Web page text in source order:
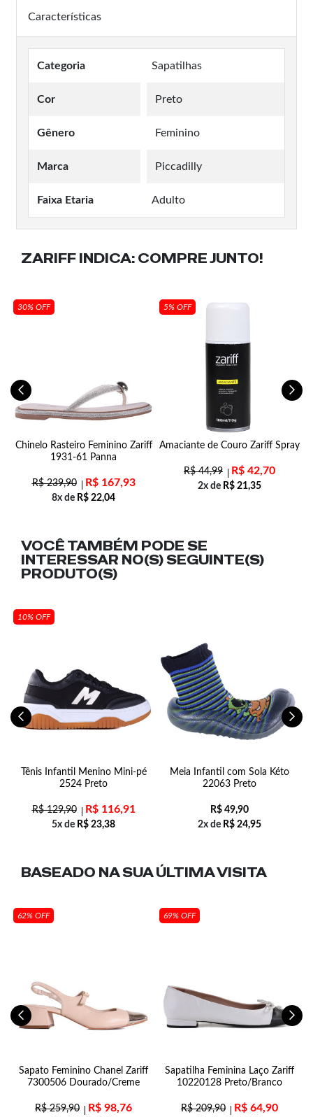
Características
Categoria Sapatilhas
Cor Preto
Gênero Feminino
Marca Piccadilly
Faixa Etaria Adulto
ZARIFF INDICA: COMPRE JUNTO!
30% OFF
Chinelo Rasteiro Feminino Zariff
1931-61 Panna
R$239,90 R$167,93
8x de R$ 22,04
5% OFF
Amaciante de Couro Zariff Spray
R$44,99 R$ 42,70
2x de R$ 21,35
VOCÊ TAMBÉM PODE SE
INTERESSAR NO(S) SEGUINTE(S)
PRODUTO(S)
10% OFF
Tênis Infantil Menino Mini-pé
2524 Preto
R$129,90 R$116,91
5x de R$ 23,38
Meia Infantil com Sola Kéto
22063 Preto
R$ 49,90
2x de R$ 24,95
BASEADO NA SUAÚLTIMA VISITA
62% OFF
Sapato Feminino Chanel Zariff
7300506 Dourado/Creme
R$259,90 R$ 98,76
69% OFF
Sapatilha Feminina Laço Zariff
10220128 Preto/Branco
R$209,90 R$ 64,90